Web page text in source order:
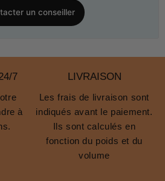
un conseiller
7
à
LIVRAISON
Les frais de livraison sont
indiqués avant le paiement.
Ils sont calculés en
fonction du poids et du
volume